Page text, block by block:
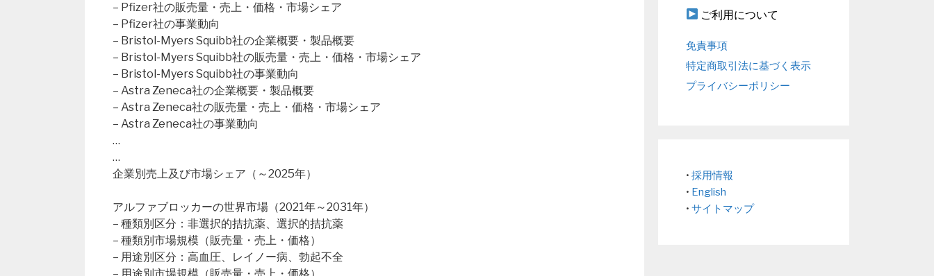
– Pfizer社の販売量・売上・価格・市場シェア
– Pfizer社の事業動向
– Bristol-Myers Squibb社の企業概要・製品概要
– Bristol-Myers Squibb社の販売量・売上・価格・市場シェア
– Bristol-Myers Squibb社の事業動向
– Astra Zeneca社の企業概要・製品概要
– Astra Zeneca社の販売量・売上・価格・市場シェア
– Astra Zeneca社の事業動向
…
…
企業別売上及び市場シェア（～2025年）
アルファブロッカーの世界市場（2021年～2031年）
– 種類別区分：非選択的拮抗薬、選択的拮抗薬
– 種類別市場規模（販売量・売上・価格）
– 用途別区分：高血圧、レイノー病、勃起不全
ご利用について
免責事項
特定商取引法に基づく表示
プライバシーポリシー
• 採用情報
• English
• サイトマップ